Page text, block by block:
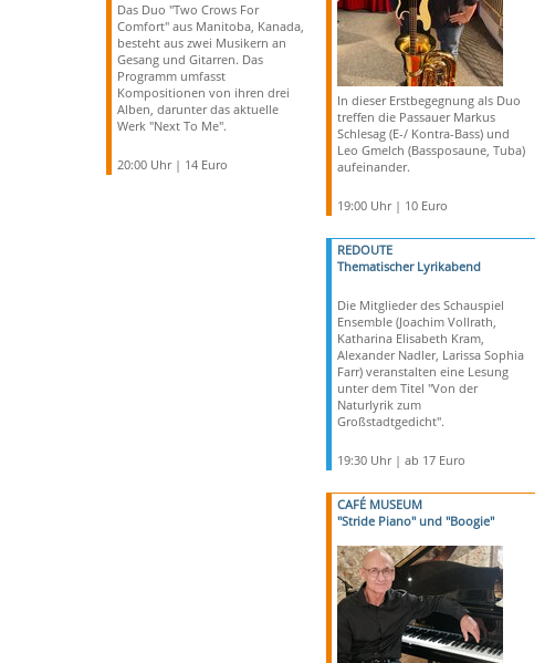
Das Duo "Two Crows For
Comfort" aus Manitoba, Kanada,
besteht aus zwei Musikern an
Gesang und Gitarren. Das
Programm umfasst
Kompositionen von ihren drei
Alben, darunter das aktuelle
Werk "Next To Me".
20:00 Uhr | 14 Euro
In dieser Erstbegegnung als Duo
treffen die Passauer Markus
Schlesag (E-/ Kontra-Bass) und
Leo Gmelch (Bassposaune, Tuba)
aufeinander.
19:00 Uhr | 10 Euro
REDOUTE
Thematischer Lyrikabend
Die Mitglieder des Schauspiel
Ensemble (Joachim Vollrath,
Katharina Elisabeth Kram,
Alexander Nadler, Larissa Sophia
Farr) veranstalten eine Lesung
unter dem Titel "Von der
Naturlyrik zum
Großstadtgedicht".
19:30 Uhr | ab 17 Euro
CAFÉ MUSEUM
"Stride Piano" und "Boogie"